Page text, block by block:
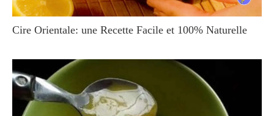
Cire Orientale: une Recette Facile et 100% Naturelle